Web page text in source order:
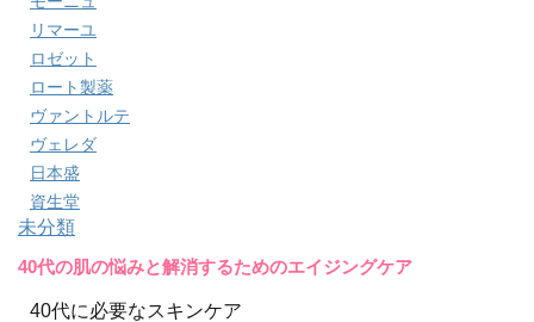
リマーユ
ロゼット
ロート製薬
ヴァントルテ
ヴェレダ
日本盛
資生堂
未分類
40代の肌の悩みと解消するためのエイジングケア
40代に必要なスキンケア